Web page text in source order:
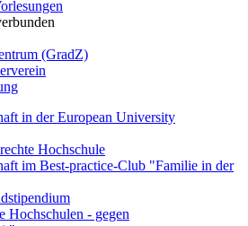
(GradZ)